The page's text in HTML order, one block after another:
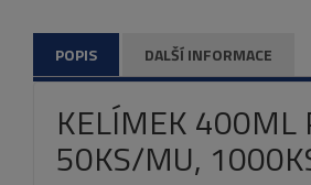
POPIS DALŠÍ INFORMACE
KELÍMEK 400ML
50KS/MU,